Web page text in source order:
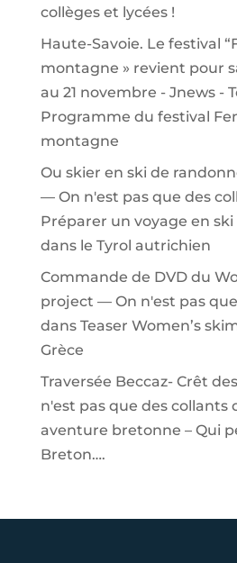
collèges et lycées !
Haute-Savoie. Le festival
montagne » revient pour
au 21 novembre - Jnews -
Programme du festival
montagne
Ou skier en ski de
— On n'est pas que des
Préparer un voyage en
dans le Tyrol autrichien
Commande de DVD du
project — On n'est pas
dans Teaser Women’s
Grèce
Traversée Beccaz- Crêt
n'est pas que des collants
aventure bretonne – Qui
Breton….